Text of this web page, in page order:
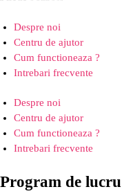
Despre noi
Centru de ajutor
Cum functioneaza ?
Intrebari frecvente
Despre noi
Centru de ajutor
Cum functioneaza ?
Intrebari frecvente
Program de lucru